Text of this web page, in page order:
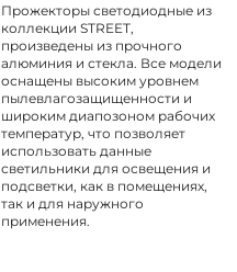
Прожекторы светодиодные из
коллекции STREET,
произведены из прочного
алюминия и стекла. Все модели
оснащены высоким уровнем
пылевлагозащищенности и
широким диапозоном рабочих
температур, что позволяет
использовать данные
светильники для освещения и
подсветки, как в помещениях,
так и для наружного
применения.